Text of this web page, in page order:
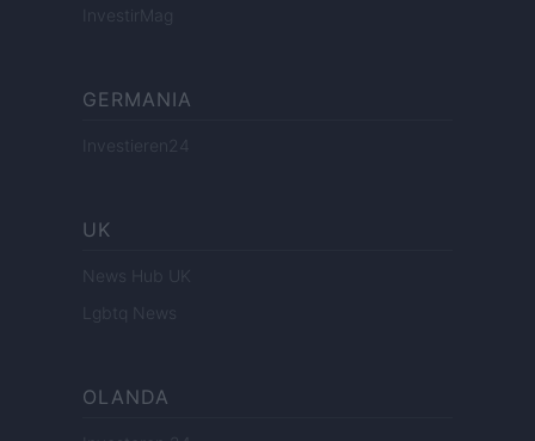
InvestirMag
GERMANIA
Investieren24
UK
News Hub UK
Lgbtq News
OLANDA